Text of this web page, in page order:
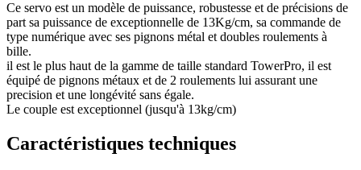
Ce servo est un modèle de puissance, robustesse et de précisions de
part sa puissance de exceptionnelle de 13Kg/cm, sa commande de
type numérique avec ses pignons métal et doubles roulements à
bille.
il est le plus haut de la gamme de taille standard TowerPro, il est
équipé de pignons métaux et de 2 roulements lui assurant une
precision et une longévité sans égale.
Le couple est exceptionnel (jusqu'à 13kg/cm)
Caractéristiques techniques